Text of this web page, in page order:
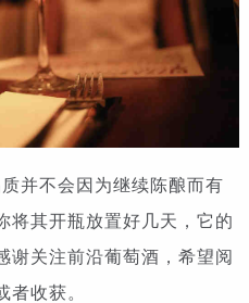
不会因为继续陈酿而有
将其开瓶放置好几天，它的
谢关注前沿葡萄酒，希望阅
者收获。